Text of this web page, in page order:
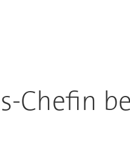
Chefin